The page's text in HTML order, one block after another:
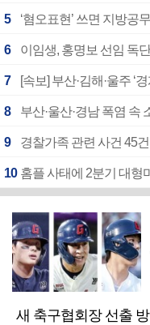
5 ‘혐오표현’ 쓰면 지방공
6 이임생, 홍명보 선임 독
7 [속보] 부산·김해·울주 ‘
8 부산·울산·경남 폭염
9 경찰가족 관련 사건 45
10 홈플 사태에 2분기 대형
새 축구협회장 선출